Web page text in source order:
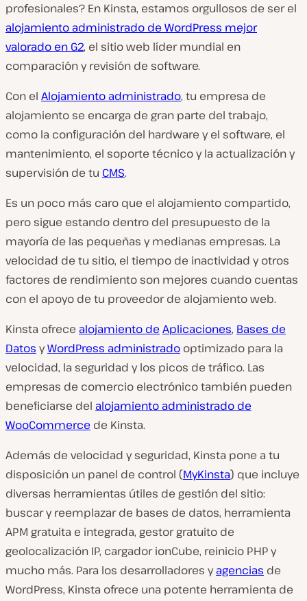
profesionales? En Kinsta, estamos orgullosos de ser el
alojamiento administrado de WordPress mejor
valorado en G2, el sitio web líder mundial en
comparación y revisión de software.
Con el Alojamiento administrado, tu empresa de
alojamiento se encarga de gran parte del trabajo,
como la configuración del hardware y el software, el
mantenimiento, el soporte técnico y la actualización y
supervisión de tu CMS.
Es un poco más caro que el alojamiento compartido,
pero sigue estando dentro del presupuesto de la
mayoría de las pequeñas y medianas empresas. La
velocidad de tu sitio, el tiempo de inactividad y otros
factores de rendimiento son mejores cuando cuentas
con el apoyo de tu proveedor de alojamiento web.
Kinsta ofrece alojamiento de Aplicaciones, Bases de
Datos yWordPress administrado optimizado para la
velocidad, la seguridad y los picos de tráfico. Las
empresas de comercio electrónico también pueden
beneficiarse del alojamiento administrado de
WooCommerce de Kinsta.
Además de velocidad y seguridad, Kinsta pone a tu
disposición un panel de control (MyKinsta) que incluye
diversas herramientas útiles de gestión del sitio:
buscar y reemplazar de bases de datos, herramienta
APM gratuita e integrada, gestor gratuito de
geolocalización IP, cargador ionCube, reinicio PHP y
mucho más. Para los desarrolladores yagencias de
WordPress, Kinsta ofrece una potente herramienta de